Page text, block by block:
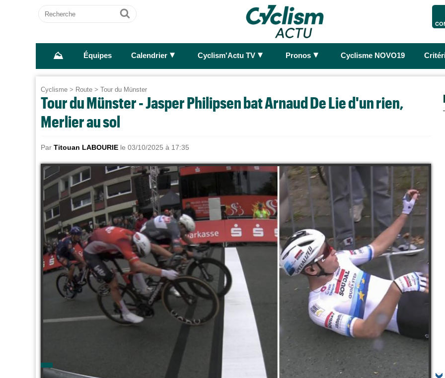
Recherche
Ok
⛰ Équipes Calendrier ► Cyclism'Actu TV ► Pronos ► Cyclisme NOVO19
Cyclisme > Route > Tour du Münster
Tour du Münster - Jasper Philipsen bat Arnaud De Lie d'un rien,
Merlier au sol
Par Titouan LABOURIE le 03/10/2025 à 17:35